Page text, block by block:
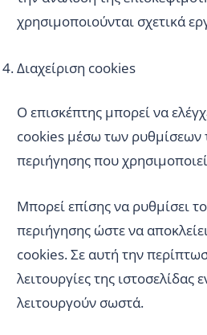
χρησιμοποιούνται σχετικά
Διαχείριση cookies
Ο επισκέπτης μπορεί να
cookies μέσω των ρυθμίσεων
περιήγησης που
Μπορεί επίσης να ρυθμίσει
περιήγησης ώστε να
cookies. Σε αυτή την
λειτουργίες της ιστοσελίδας
λειτουργούν σωστά.